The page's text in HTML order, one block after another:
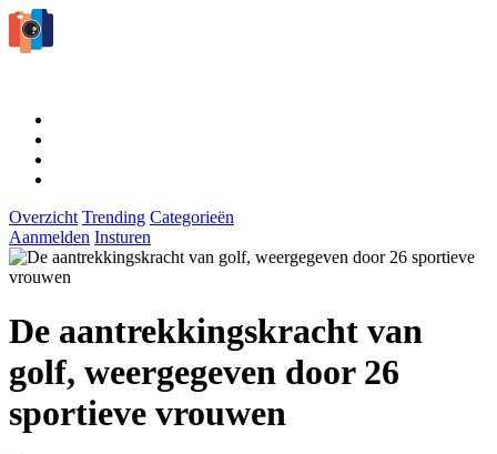
Overzicht Trending Categorieën
Aanmelden Insturen
De aantrekkingskracht van
golf, weergegeven door 26
sportieve vrouwen